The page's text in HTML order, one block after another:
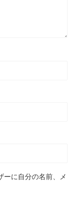
ーに自分の名前、メ